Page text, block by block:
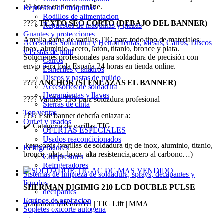
24 horas en tienda online.
????TEXTO SEO CORTO (DEBAJO DEL BANNER)
Amplia gama de varillas TIG para todo tipo de materiales:
inox, aluminio, acero, latón, titanio, bronce y plata.
Soluciones profesionales para soldadura de precisión con
envío para toda España 24 horas en tienda online.
???? ANCHOR (SI ENLAZAS EL BANNER)
???? Varillas TIG para soldadura profesional
???? Este banner debería enlazar a:
✔️ Categoría de varillas TIG
keywords (varillas de soldadura tig de inox, aluminio, titanio,
bronce, plata, laton, alta resistencia,acero al carbono…)
SHERMAN DIGIMIG 210 LCD DOUBLE PULSE
Soldadora MIG/MAG | TIG Lift | MMA
Repuestos de maquinas
Rodillos de alimentacion
Repuestos de maquinas y piezas
Guantes y protecciones
Accesorios Soldadura y Herramientas, Mesas, Carros, Discos
y Pastas de pulir
Carros
Esmeriles y taladros
Discos y pastas de pulido
Accesorios de soldadura
Herramientas y llaves
Sierras de cinta
Top ventas
Outlet y usados
OFERTAS ESPECIALES
Usados reacondicionados
Refrigeradores
Compresores
Refrigeradores
Sistemas de limpieza de soldadura, sprays, decapantes y
líquidos
decapantes
Equipos de aspiracion
Sopletes oxicorte autogena